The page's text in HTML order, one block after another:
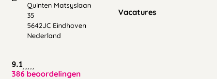
Quinten Matsyslaan
35
5642JC Eindhoven
Nederland
9.1
386 beoordelingen
Vacatures